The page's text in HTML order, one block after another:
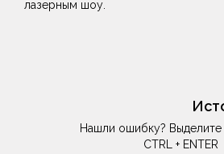
лазерным шоу.
Нашли ошибку?
CTRL + ENTER